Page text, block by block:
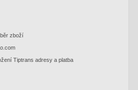
zboží
Tiptrans adresy a platba